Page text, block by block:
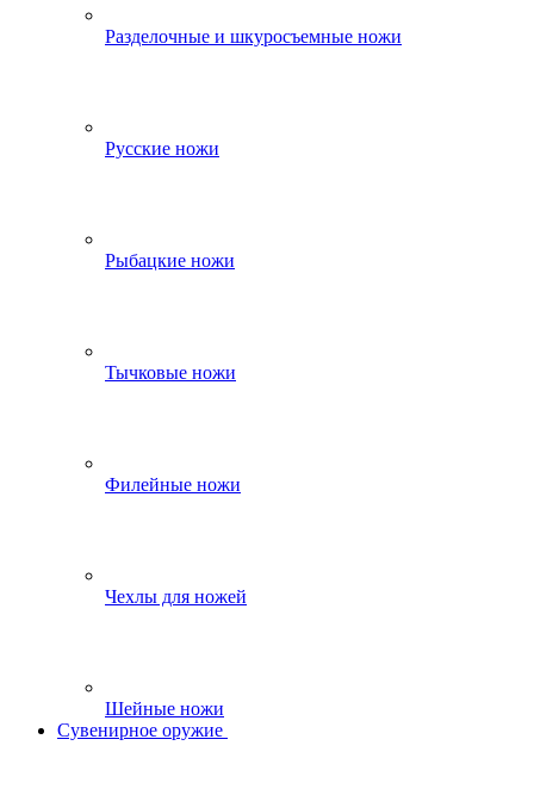
Разделочные и шкуросъемные ножи
Русские ножи
Рыбацкие ножи
Тычковые ножи
Филейные ножи
Чехлы для ножей
Шейные ножи
Сувенирное оружие